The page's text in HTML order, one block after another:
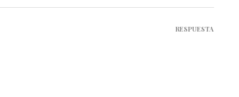
RESPUESTA